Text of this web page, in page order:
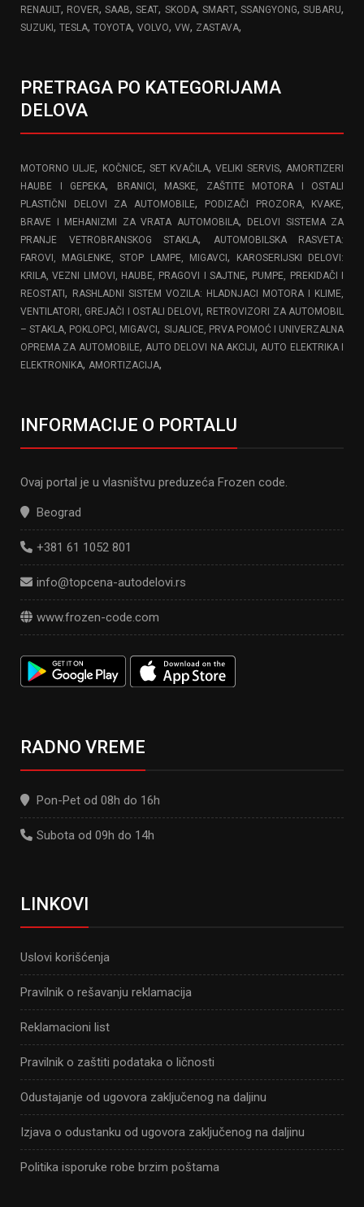
RENAULT, ROVER,SAAB,SEAT, SKODA, SMART, SSANGYONG,SUBARU,
SUZUKI , TESLA, TOYOTA, VOLVO, VW, ZASTAVA,
PRETRAGA PO KATEGORIJAMA
DELOVA
MOTORNO ULJE, KOČNICE, SET KVAČILA,VELIKI SERVIS,AMORTIZERI
HAUBE I GEPEKA,
BRANICI, MASKE, ZAŠTITE MOTORA I OSTALI
PLASTIČNI DELOVI ZA AUTOMOBILE,
PODIZAČI PROZORA, KVAKE,
BRAVE I MEHANIZMI ZA VRATA AUTOMOBILA,
DELOVI SISTEMA ZA
PRANJE VETROBRANSKOG STAKLA,
AUTOMOBILSKA RASVETA:
FAROVI, MAGLENKE, STOP LAMPE, MIGAVCI ,
KAROSERIJSKI DELOVI:
KRILA, VEZNI LIMOVI, HAUBE, PRAGOVI I SAJTNE, PUMPE, PREKIDAČI I
REOSTATI ,
RASHLADNI SISTEM VOZILA: HLADNJACI MOTORA I KLIME,
VENTILATORI, GREJAČI I OSTALI DELOVI, RETROVIZORI ZA AUTOMOBIL
– STAKLA, POKLOPCI, MIGAVCI, SIJALICE, PRVA POMOĆ I UNIVERZALNA
OPREMA ZA AUTOMOBILE,AUTO DELOVI NA AKCIJI,AUTO ELEKTRIKA I
ELEKTRONIKA, AMORTIZACIJA,
INFORMACIJE O PORTALU
Ovaj portal je u vlasništvu preduzeća Frozen code.
Beograd
+381 61 1052 801
info@topcena-autodelovi.rs
www.frozen-code.com
RADNO VREME
Pon-Pet od 08h do 16h
Subota od 09h do 14h
LINKOVI
Uslovi korišćenja
Pravilnik o rešavanju reklamacija
Reklamacioni list
Pravilnik o zaštiti podataka o ličnosti
Odustajanje od ugovora zaključenog na daljinu
Izjava o odustanku od ugovora zaključenog na daljinu
Politika isporuke robe brzim poštama